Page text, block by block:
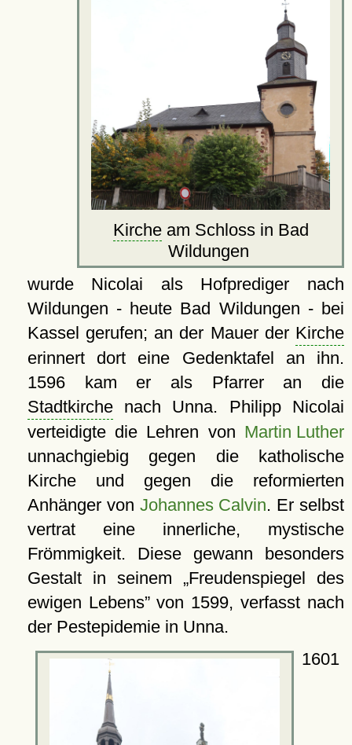
Kircheam Schloss in Bad
Wildungen
wurde Nicolai als Hofprediger nach
Wildungen - heute Bad Wildungen - bei
Kassel gerufen; an der Mauer der Kirche
erinnert dort eine Gedenktafel an ihn.
1596 kam er als Pfarrer an die
Stadtkirchenach Unna. Philipp Nicolai
verteidigte die Lehren von Martin Luther
unnachgiebig gegen die katholische
Kirche und gegen die reformierten
Anhänger von Johannes Calvin. Er selbst
vertrat eine innerliche, mystische
Frömmigkeit. Diese gewann besonders
Gestalt in seinem
Freudenspiegel des
ewigen Lebens von 1599, verfasst nach
der Pestepidemie in Unna.
1601